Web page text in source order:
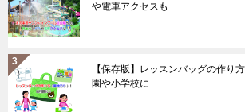
や電車アクセスも
【保存版】レッスンバッグの作り
園や小学校に